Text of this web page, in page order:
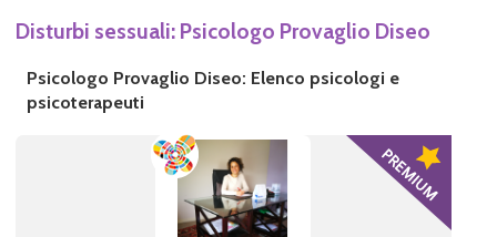
Disturbi sessuali: Psicologo Provaglio Diseo
Psicologo Provaglio Diseo: Elenco psicologi e
psicoterapeuti